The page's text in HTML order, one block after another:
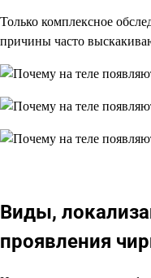
Только комплексное
причины часто
Виды,
проявления